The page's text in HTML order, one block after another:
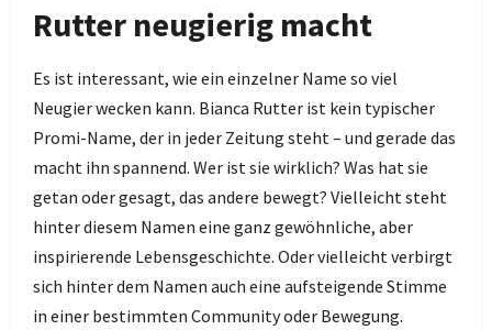
Rutter neugierig macht
Es ist interessant, wie ein einzelner Name so viel
Neugier wecken kann. Bianca Rutter ist kein typischer
Promi-Name, der in jeder Zeitung steht – und gerade das
macht ihn spannend. Wer ist sie wirklich? Was hat sie
getan oder gesagt, das andere bewegt? Vielleicht steht
hinter diesem Namen eine ganz gewöhnliche, aber
inspirierende Lebensgeschichte. Oder vielleicht verbirgt
sich hinter dem Namen auch eine aufsteigende Stimme
in einer bestimmten Community oder Bewegung.